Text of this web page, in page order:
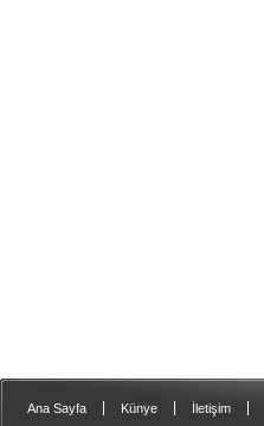
Ana Sayfa Künye İletişim